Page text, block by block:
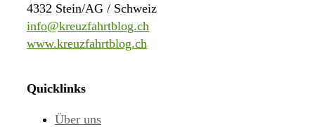
4332 Stein/AG / Schweiz
info@kreuzfahrtblog.ch
www.kreuzfahrtblog.ch
Quicklinks
Über uns